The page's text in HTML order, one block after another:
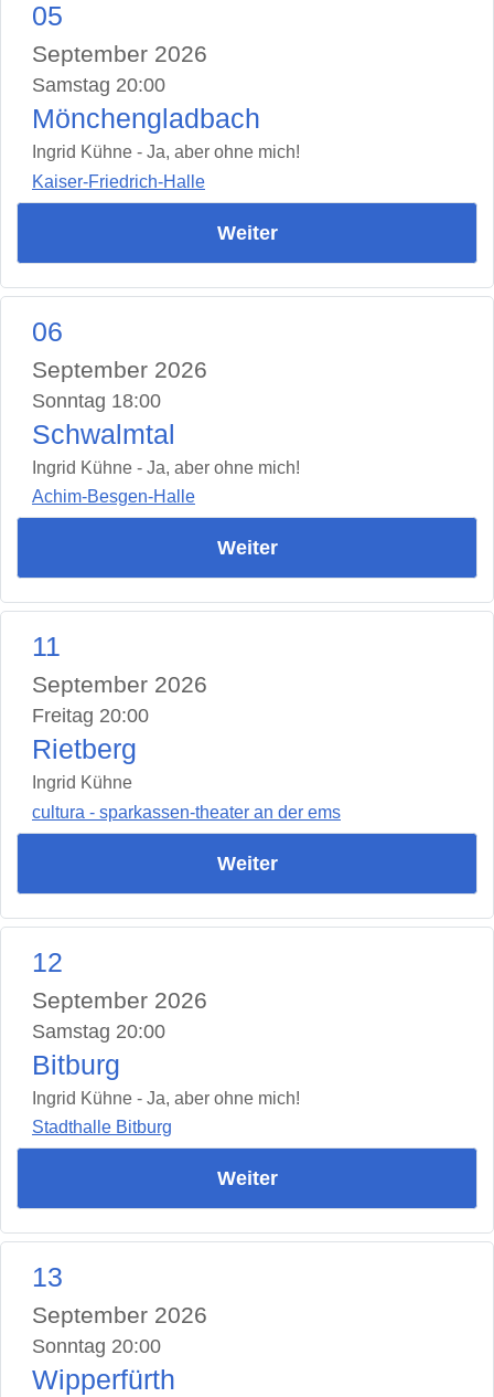
05
September 2026
Samstag 20:00
Mönchengladbach
Ingrid Kühne - Ja, aber ohne mich!
Kaiser-Friedrich-Halle
Weiter
06
September 2026
Sonntag 18:00
Schwalmtal
Ingrid Kühne - Ja, aber ohne mich!
Achim-Besgen-Halle
Weiter
11
September 2026
Freitag 20:00
Rietberg
Ingrid Kühne
cultura - sparkassen-theater an der ems
Weiter
12
September 2026
Samstag 20:00
Bitburg
Ingrid Kühne - Ja, aber ohne mich!
Stadthalle Bitburg
Weiter
13
September 2026
Sonntag 20:00
Wipperfürth